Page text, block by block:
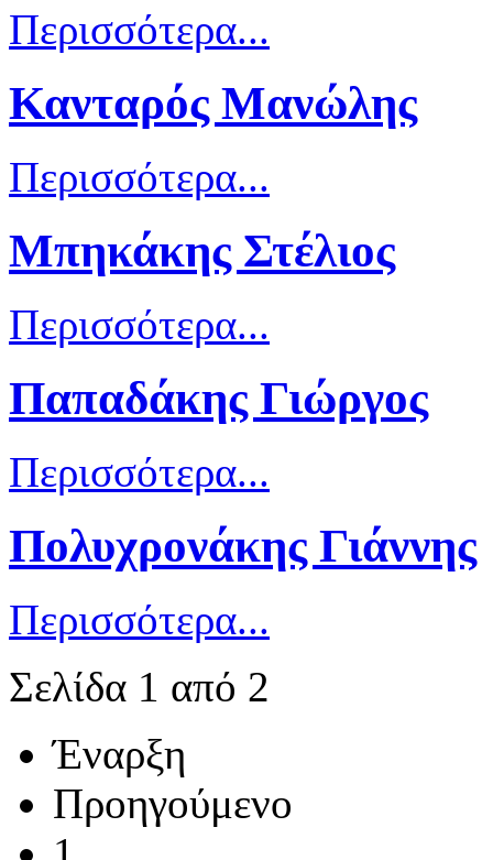
Περισσότερα...
Κανταρός Μανώλης
Περισσότερα...
Μπηκάκης Στέλιος
Περισσότερα...
Παπαδάκης Γιώργος
Περισσότερα...
Πολυχρονάκης Γιάννης
Περισσότερα...
Σελίδα 1 από 2
Έναρξη
Προηγούμενο